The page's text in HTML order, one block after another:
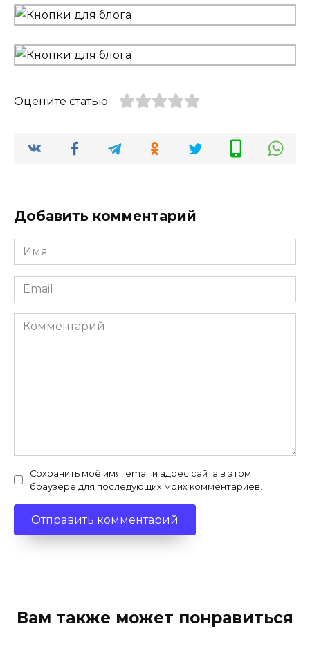
Оцените статью
Добавить комментарий
Имя
*
Email
*
Комментарий
Сохранить моё имя, email и адрес сайта в этом
браузере для последующих моих комментариев.
Вам также может понравиться